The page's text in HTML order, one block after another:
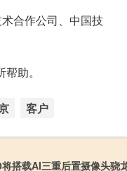
合作公司、中国技
助。
客户
搭载AI三重后置摄像头骁